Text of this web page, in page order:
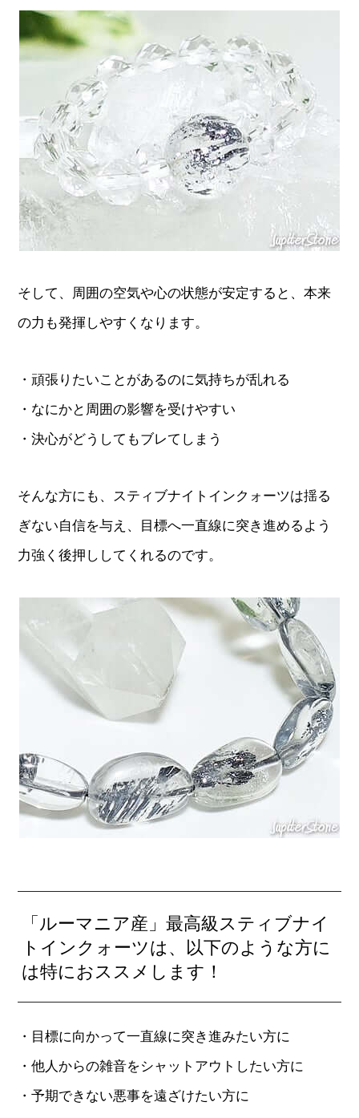
そして、周囲の空気や心の状態が安定すると、本来
の力も発揮しやすくなります。
・頑張りたいことがあるのに気持ちが乱れる
・なにかと周囲の影響を受けやすい
・決心がどうしてもブレてしまう
そんな方にも、スティブナイトインクォーツは揺る
ぎない自信を与え、目標へ一直線に突き進めるよう
力強く後押ししてくれるのです。
「ルーマニア産」最高級スティブナイ
トインクォーツは、以下のような方に
は特におススメします！
・目標に向かって一直線に突き進みたい方に
・他人からの雑音をシャットアウトしたい方に
・予期できない悪事を遠ざけたい方に